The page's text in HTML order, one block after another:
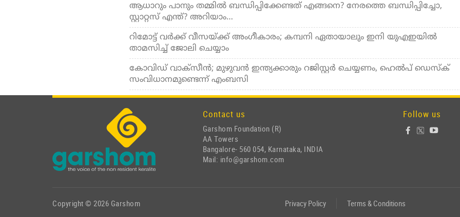
ആധാറും പാനും തമ്മില്‍ ബന്ധിപ്പിക്കേണ്ടത് എങ്ങനെ? നേരത്തെ ബന്ധിപ്പിച്ചോ,
സ്റ്റാറ്റസ് എന്ത്? അറിയാം…
റിമോട്ട് വര്‍ക്ക് വീസയ്ക്ക് അംഗീകാരം; കമ്പനി ഏതായാലും ഇനി യുഎഇയില്‍
താമസിച്ച് ജോലി ചെയ്യാം
കോവിഡ് വാക്‌സീന്‍; മുഴുവന്‍ ഇന്ത്യക്കാരും റജിസ്റ്റര്‍ ചെയ്യണം, ഹെല്‍പ് ഡെസ്‌ക്
സംവിധാനമുണ്ടെന്ന് എംബസി
Contact us
Garshom Foundation (R)
AA Towers
Bangalore- 560 054, Karnataka, INDIA
Mail: info@garshom.com
Follow us
Copyright © 2026 Garshom Privacy Policy Terms & Conditions